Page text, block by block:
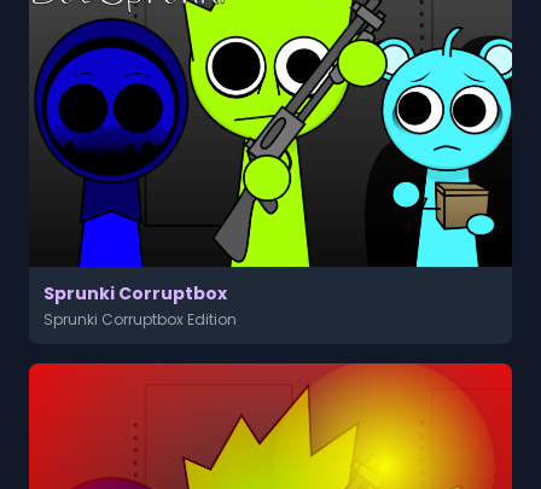
Sprunki Corruptbox
Sprunki Corruptbox Edition